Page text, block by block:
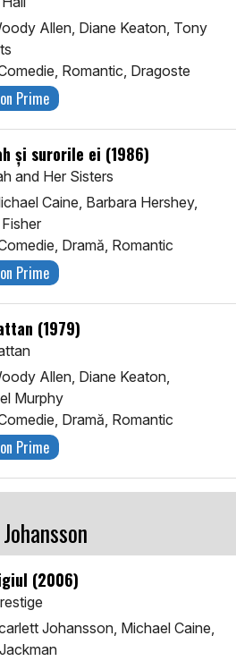
Allen, Diane Keaton, Tony
Romantic, Dragoste
Prime
și surorile ei (1986)
and Her Sisters
Caine, Barbara Hershey,
Dramă, Romantic
Prime
(1979)
Allen, Diane Keaton,
Murphy
Dramă, Romantic
Prime
(2006)
Johansson, Michael Caine,